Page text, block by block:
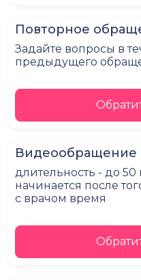
Повторное
Задайте вопросы в
предыдущего
Видеообращение
длительность - до
начинается после
с врачом время